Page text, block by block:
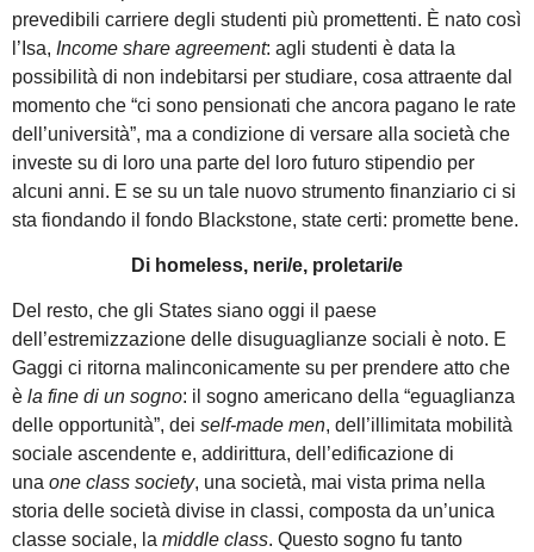
prevedibili carriere degli studenti più promettenti. È nato così
l’Isa, Income share agreement: agli studenti è data la
possibilità di non indebitarsi per studiare, cosa attraente dal
momento che “ci sono pensionati che ancora pagano le rate
dell’università”, ma a condizione di versare alla società che
investe su di loro una parte del loro futuro stipendio per
alcuni anni. E se su un tale nuovo strumento finanziario ci si
sta fiondando il fondo Blackstone, state certi: promette bene.
Di homeless, neri/e, proletari/e
Del resto, che gli States siano oggi il paese
dell’estremizzazione delle disuguaglianze sociali è noto. E
Gaggi ci ritorna malinconicamente su per prendere atto che
è la fine di un sogno: il sogno americano della “eguaglianza
delle opportunità”, dei self-made men, dell’illimitata mobilità
sociale ascendente e, addirittura, dell’edificazione di
una one class society, una società, mai vista prima nella
storia delle società divise in classi, composta da un’unica
classe sociale, la middle class. Questo sogno fu tanto